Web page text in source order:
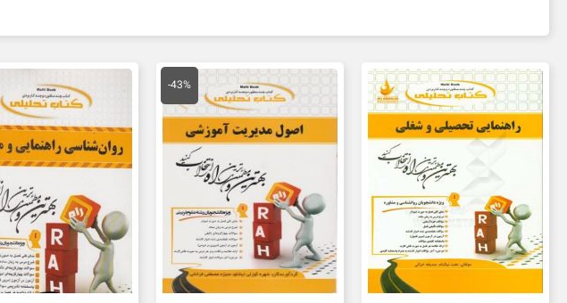
-43%
قیمت
اصلی
150,000 تومان
بود.
قیمت
فعلی
است.